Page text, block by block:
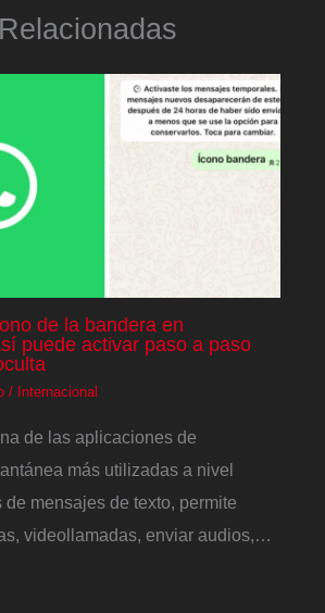
de la bandera en
puede activar paso a paso
/ Internacional
de las aplicaciones de
más utilizadas a nivel
mensajes de texto, permite
videollamadas, enviar audios,…